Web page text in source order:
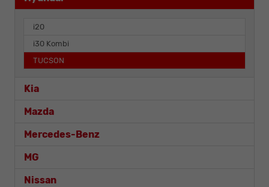
i20
i30 Kombi
TUCSON
Kia
Mazda
Mercedes-Benz
MG
Nissan